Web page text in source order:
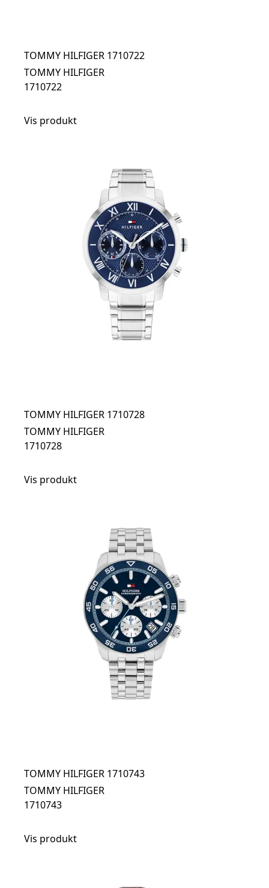
TOMMY HILFIGER 1710722
TOMMY HILFIGER
1710722
Vis produkt
TOMMY HILFIGER 1710728
TOMMY HILFIGER
1710728
Vis produkt
TOMMY HILFIGER 1710743
TOMMY HILFIGER
1710743
Vis produkt